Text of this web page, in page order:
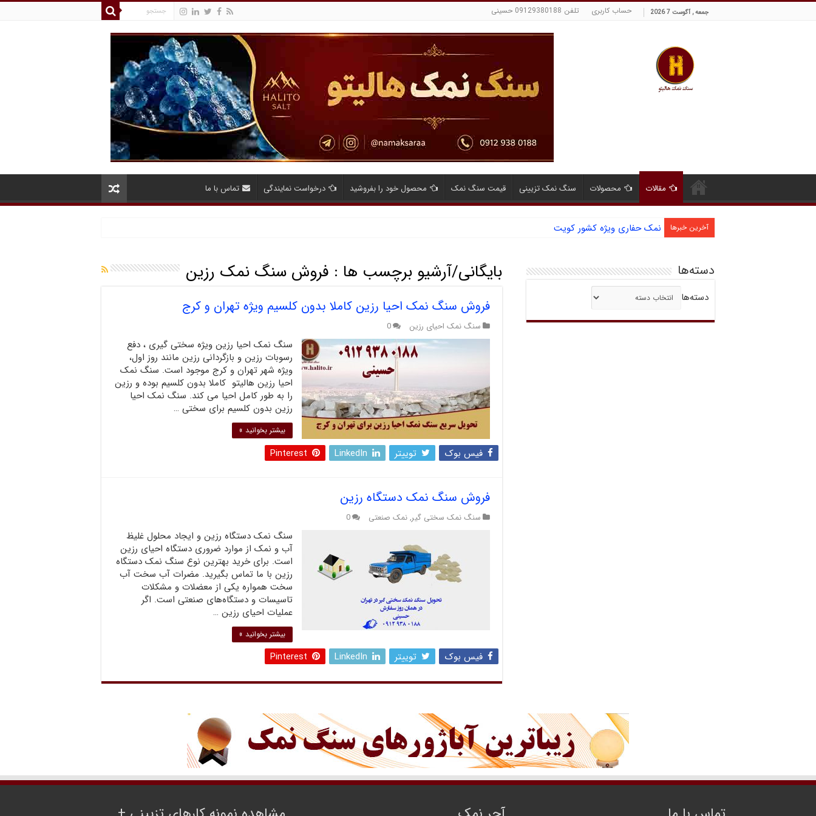
جمعه , آگوست 7 2026 حساب کاربری تلفن 09129380188 حسینی
مقالات محصولات سنگ نمک تزیینی قیمت سنگ نمک محصول خود را بفروشید درخواست نمایندگی تماس با ما
آخرین خبرها نمک حفاری ویژه کشور کویت
بایگانی/آرشیو برچسب ها : فروش سنگ نمک رزین
فروش سنگ نمک احیا رزین کاملا بدون کلسیم ویژه تهران و کرج
سنگ نمک احیای رزین 0
سنگ نمک احیا رزین ویژه سختی گیری ، دفع
رسوبات رزین و بازگردانی رزین مانند روز اول،
ویژه شهر تهران و کرج موجود است. سنگ نمک
احیا رزین هالیتو کاملا بدون کلسیم بوده و رزین
را به طور کامل احیا می کند. سنگ نمک احیا
رزین بدون کلسیم برای سختی …
بیشتر بخوانید »
فیس بوک توییتر LinkedIn
Pinterest
فروش سنگ نمک دستگاه رزین
سنگ نمک سختی گیر, نمک صنعتی 0
سنگ نمک دستگاه رزین و ایجاد محلول غلیظ
آب و نمک از موارد ضروری دستگاه احیای رزین
است. برای خرید بهترین نوع سنگ نمک دستگاه
رزین با ما تماس بگیرید. مضرات آب سخت آب
سخت همواره یکی از معضلات و مشکلات
تاسیسات و دستگاه‌های صنعتی است. اگر
عملیات احیای رزین …
بیشتر بخوانید »
فیس بوک توییتر LinkedIn
Pinterest
دسته‌ها
دسته‌ها